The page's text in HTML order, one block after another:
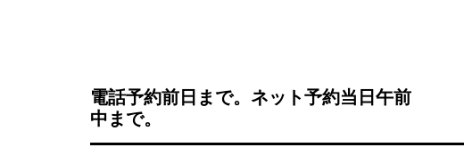
電話予約前日まで。ネット予約当日午前
中まで。